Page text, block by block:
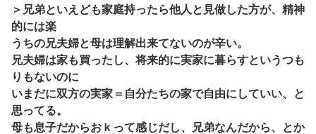
＞兄弟といえども家庭持ったら他人と見做した方が、精神
的には楽
うちの兄夫婦と母は理解出来てないのが辛い。
兄夫婦は家も買ったし、将来的に実家に暮らすというつも
りもないのに
いまだに双方の実家＝自分たちの家で自由にしていい、と
思ってる。
母も息子だからおｋって感じだし、兄弟なんだから、とか